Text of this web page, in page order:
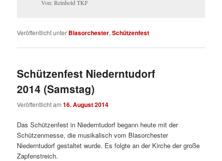
Von: Reinhold TKF
Veröffentlicht unter Blasorchester,Schützenfest
Schützenfest Niederntudorf
2014 (Samstag)
Veröffentlicht am16. August 2014
Das Schützenfest in Niederntudorf begann heute mit der
Schützenmesse, die musikalisch vom Blasorchester
Niederntudorf gestaltet wurde. Es folgte an der Kirche der große
Zapfenstreich.